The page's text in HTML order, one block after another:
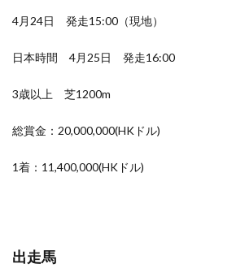
4月24日 発走15:00（現地）
日本時間 4月25日 発走16:00
3歳以上 芝1200m
総賞金：20,000,000(HKドル)
1着：11,400,000(HKドル)
出走馬